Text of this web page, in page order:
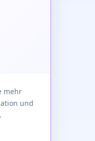
mehr
und